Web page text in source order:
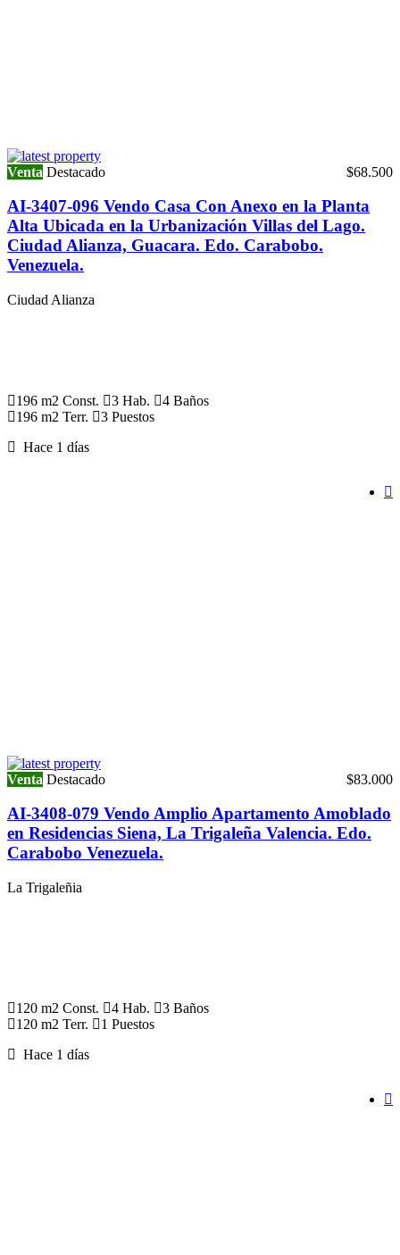
$68.500
Venta Destacado
AI-3407-096 Vendo Casa Con Anexo en la Planta
Alta Ubicada en la Urbanización Villas del Lago.
Ciudad Alianza, Guacara. Edo. Carabobo.
Venezuela.
Ciudad Alianza
196 m2 Const. 3 Hab.
4 Baños
196 m2 Terr.
3 Puestos
Hace 1 días
$83.000
Venta Destacado
AI-3408-079 Vendo Amplio Apartamento Amoblado
en Residencias Siena, La Trigaleña Valencia. Edo.
Carabobo Venezuela.
La Trigaleñia
120 m2 Const. 4 Hab.
3 Baños
120 m2 Terr.
1 Puestos
Hace 1 días